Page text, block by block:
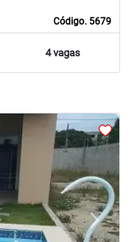
Código. 5679
4 vagas
arrow_forward_iosNext